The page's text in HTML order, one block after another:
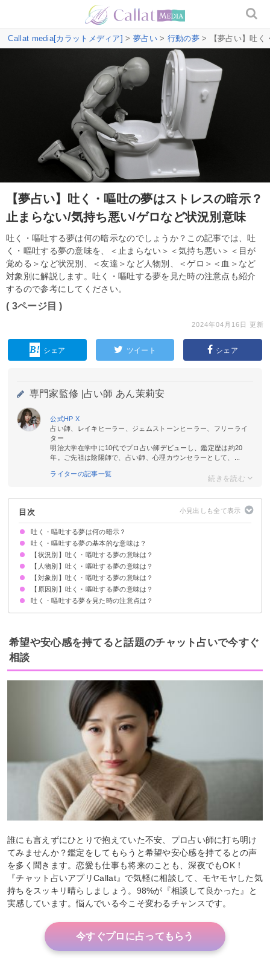
Callat media[カラットメディア] > 夢占い> 行動の夢> 【夢占い】吐く
【夢占い】吐く・嘔吐の夢はストレスの暗示？
止まらない/気持ち悪い/ゲロなど状況別意味
吐く・嘔吐する夢は何の暗示なのでしょうか？この記事では、吐
く・嘔吐する夢の意味を、＜止まらない＞＜気持ち悪い＞＜目が
覚める＞など状況別、＜友達＞など人物別、＜ゲロ＞＜血＞など
対象別に解説します。吐く・嘔吐する夢を見た時の注意点も紹介
するので参考にしてください。
( 3ページ目 )
2024年04月16日 更新
シェア ツイート シェア
専門家監修 | 占い師 あん茉莉安
公式HP X
占い師、レイキヒーラー、ジェムストーンヒーラー、フリーライ
ター
明治大学在学中に10代でプロ占い師デビューし、鑑定歴は約20
年。ご先祖は陰陽師で、占い師、心理カウンセラーとして、...
ライターの記事一覧
目次
吐く・嘔吐する夢は何の暗示？
吐く・嘔吐する夢の基本的な意味は？
ストレスの暗示
状況によって意味が決まる
【状況別】吐く・嘔吐する夢の意味は？
嘔吐が止まらない夢【吉夢】
吐いて気持ち悪い夢【警告夢】
吐く夢で起きる場合【警告夢】
吐く感覚がリアルな夢【吉夢】
目の前で吐かれる夢【吉夢】
吐いてすっきりする夢【吉夢】
一度に大量に吐く夢【警告夢】
吐く量が少ない夢【吉夢】
人前で吐く夢【吉夢】
吐く初夢【吉夢】
【人物別】吐く・嘔吐する夢の意味は？
友達が吐く夢【吉夢】
他人・知らない人が吐く夢【吉夢】
家族が吐く夢【警告夢】
猫が吐く夢【警告夢】
犬が吐く夢【警告夢】
好きな人が吐く夢【吉夢】
嫌いな人が吐く夢【吉夢】
大勢の人が吐く夢【凶夢】
【対象別】吐く・嘔吐する夢の意味は？
ゲロを吐く夢【凶夢】
血を吐く夢【吉夢】
食べ物を吐く夢【警告夢】
髪の毛を吐く夢【吉夢】
異物を吐く夢【吉夢】
金魚を吐く夢【吉夢】
【原因別】吐く・嘔吐する夢の意味は？
飲み過ぎで吐く夢【警告夢】
体調不良で吐く夢【警告夢】
食中毒で吐く夢【吉夢】
殴られて吐く夢【吉夢】
グロテスクなものを見て吐く夢【凶夢】
乗り物酔いで吐く夢【吉夢】
吐く・嘔吐する夢を見た時の注意点は？
十分な休息を取る
警告夢や凶夢の内容を人に話す
希望や安心感を持てると話題のチャット占いで今すぐ
相談
誰にも言えずにひとりで抱えていた不安、プロ占い師に打ち明け
てみませんか？鑑定をしてもらうと希望や安心感を持てるとの声
を多く聞きます。恋愛も仕事も将来のことも、深夜でもOK！
『チャット占いアプリCallat』で気軽に相談して、モヤモヤした気
持ちをスッキリ晴らしましょう。98%が『相談して良かった』と
実感しています。悩んでいる今こそ変わるチャンスです。
今すぐプロに占ってもらう